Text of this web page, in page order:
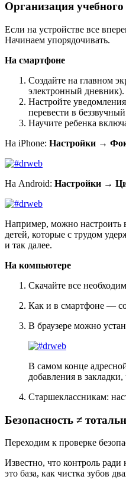
Организация учебного
Если на устройстве все
Начинаем упорядочивать.
На смартфоне
Создайте на главном
электронный дневник).
Настройте
перевести в
Научите ребенка
На iPhone: Настройки →
На Android: Настройки →
Например, можно настроить
детей, которые с трудом
и так далее.
На компьютере
Скачайте все
Как и в смартфоне —
В браузере можно
В самом конце
добавления в
Старшеклассникам:
Безопасность ≠
Переходим к проверке
Известно, что контроль
это база, как чистка зубов